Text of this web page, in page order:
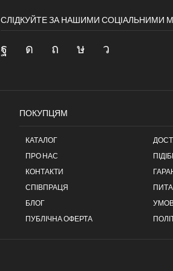
СЛІДКУЙТЕ ЗА НАШИМИ СОЦІАЛЬНИМИ
ПОКУПЦЯМ
КАТАЛОГ
ПРО НАС
КОНТАКТИ
СПІВПРАЦЯ
БЛОГ
ПУБЛІЧНА ОФЕРТА